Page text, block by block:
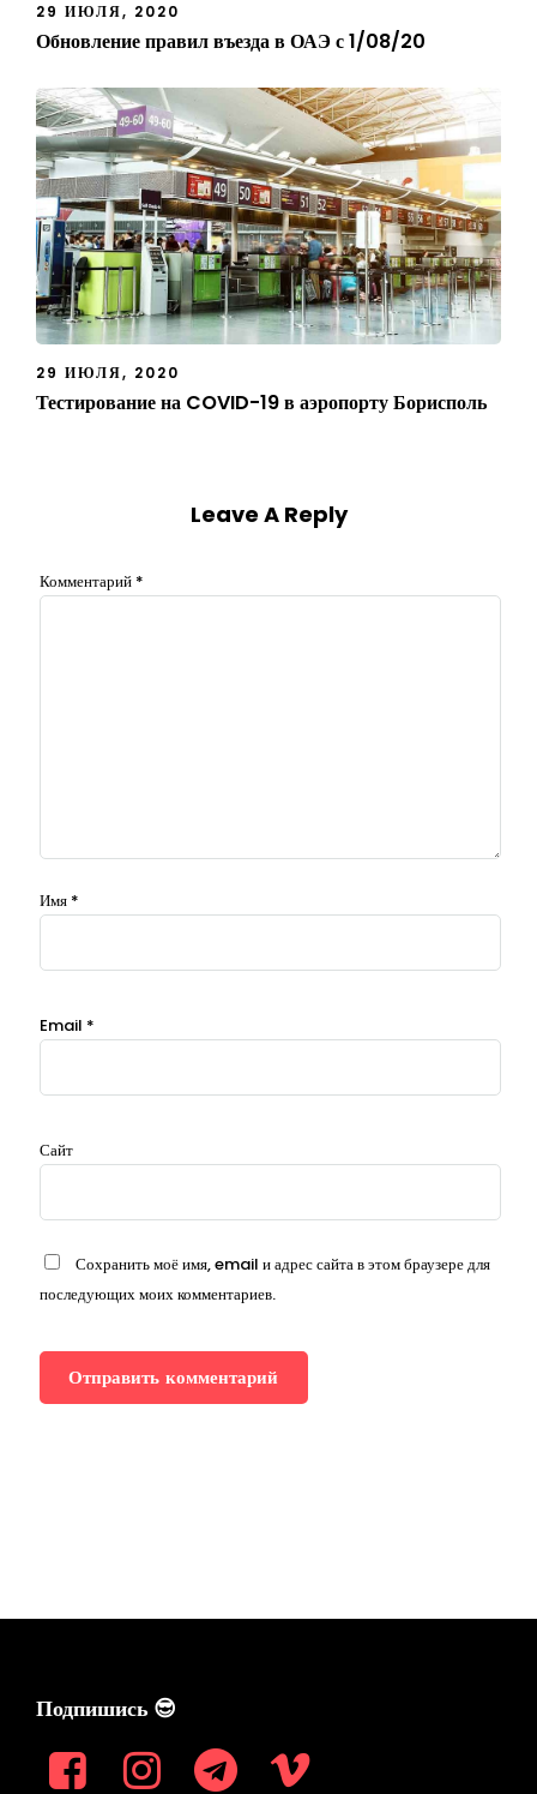
29 ИЮЛЯ, 2020
Обновление правил въезда в ОАЭ с 1/08/20
29 ИЮЛЯ, 2020
Тестирование на COVID-19 в аэропорту Борисполь
Leave A Reply
Комментарий *
Имя *
Email *
Сайт
Сохранить моё имя, email и адрес сайта в этом браузере для
последующих моих комментариев.
Подпишись 😎